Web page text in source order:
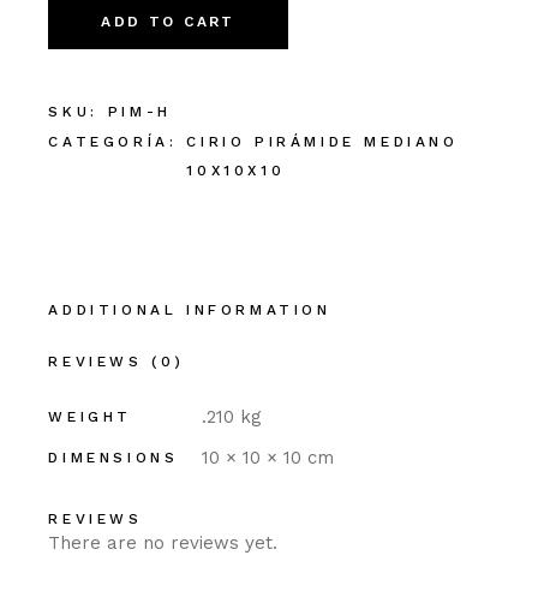
ADD TO CART
SKU:
PIM-H
CATEGORÍA:
CIRIO PIRÁMIDE MEDIANO
10X10X10
ADDITIONAL INFORMATION
REVIEWS (0)
WEIGHT .210 kg
DIMENSIONS 10 × 10 × 10 cm
REVIEWS
There are no reviews yet.